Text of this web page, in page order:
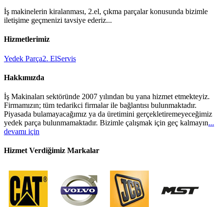
İş makinelerin kiralanması, 2.el, çıkma parçalar konusunda bizimle
iletişime geçmenizi tavsiye ederiz...
Hizmetlerimiz
Yedek Parça2. ElServis
Hakkımızda
İş Makinaları sektöründe 2007 yılından bu yana hizmet etmekteyiz.
Firmamızın; tüm tedarikci firmalar ile bağlantısı bulunmaktadır.
Piyasada bulamayacağımız ya da üretimini gerçekletiremeyeceğimiz
yedek parça bulunmamaktadır. Bizimle çalışmak için geç kalmayın...
devamı için
Hizmet Verdiğimiz Markalar